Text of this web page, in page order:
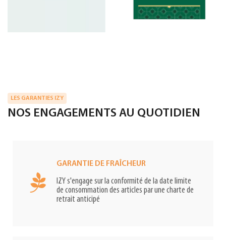
LES GARANTIES IZY
NOS ENGAGEMENTS AU QUOTIDIEN
GARANTIE DE FRAÎCHEUR
IZY s'engage sur la conformité de la date limite
de consommation des articles par une charte de
retrait anticipé